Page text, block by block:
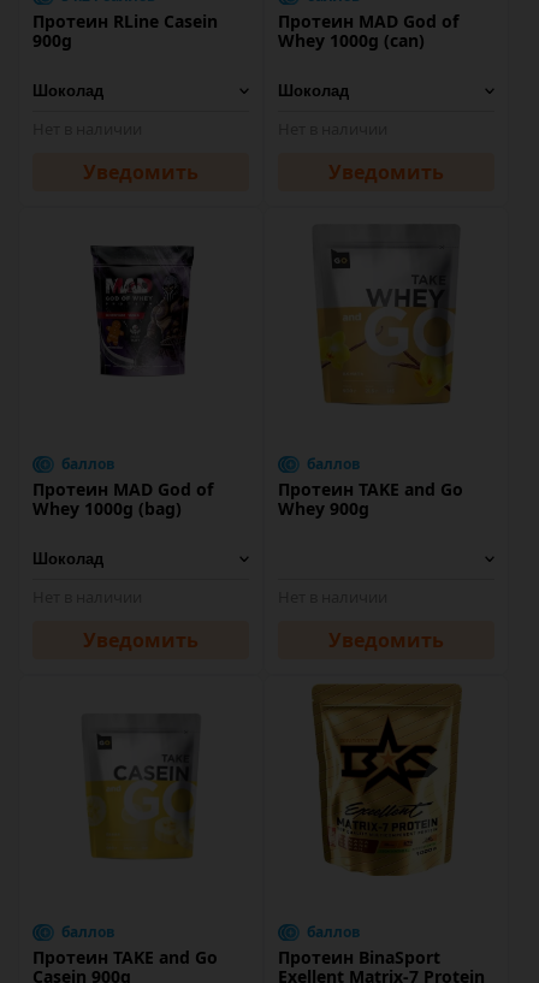
Протеин RLine Casein
900g
Уведомить
Протеин MAD God of
Whey 1000g (can)
Уведомить
баллов
Протеин MAD God of
Whey 1000g (bag)
Уведомить
баллов
Протеин TAKE and Go
Whey 900g
Уведомить
баллов
Протеин TAKE and Go
Casein 900g
баллов
Протеин BinaSport
Exellent Matrix-7 Protein